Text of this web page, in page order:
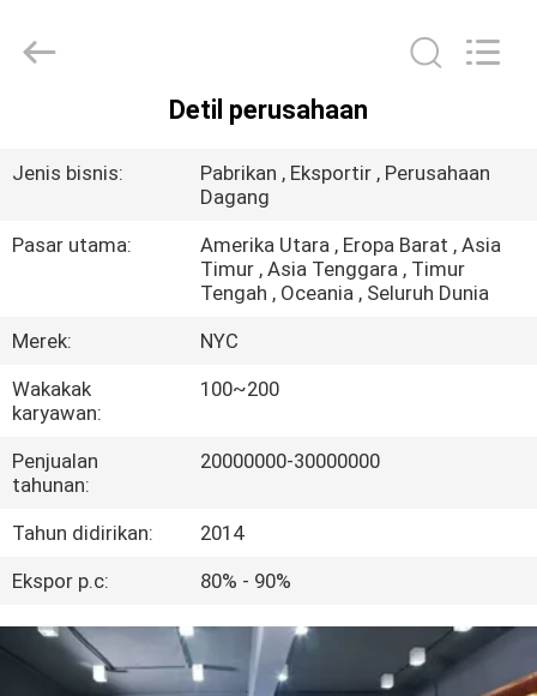
TUR
KONTROL
HUBUNGI
KAMI
Co.,Ltd..
Detil perusahaan
Jenis bisnis:
Pabrikan , Eksportir , Perusahaan
Dagang
Pasar utama:
Amerika Utara , Eropa Barat , Asia
Timur , Asia Tenggara , Timur
Tengah , Oceania , Seluruh Dunia
Merek:
NYC
Wakakak
karyawan:
100~200
Penjualan
tahunan:
20000000-30000000
Tahun didirikan:
2014
Ekspor p.c:
80% - 90%